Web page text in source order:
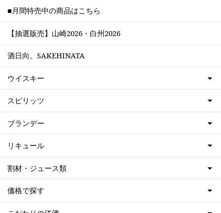
■月間特売中の商品はこちら
【抽選販売】山崎2026・白州2026
酒日向。SAKEHINATA
ウイスキー
スピリッツ
ブランデー
リキュール
割材・ジュース類
価格で探す